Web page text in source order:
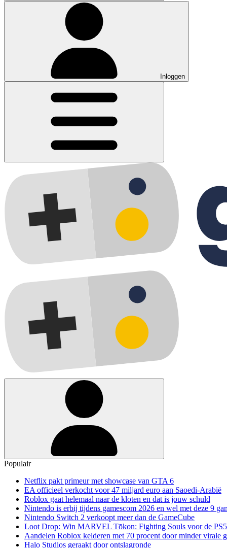
Inloggen
Populair
Netflix pakt primeur met showcase van GTA 6
EA officieel verkocht voor 47 miljard euro aan Saoedi-Arabië
Roblox gaat helemaal naar de kloten en dat is jouw schuld
Nintendo is erbij tijdens gamescom 2026 en wel met deze 9
Nintendo Switch 2 verkoopt meer dan de GameCube
Loot Drop: Win MARVEL Tōkon: Fighting Souls voor de PS5
Aandelen Roblox kelderen met 70 procent door minder virale
Halo Studios geraakt door ontslagronde